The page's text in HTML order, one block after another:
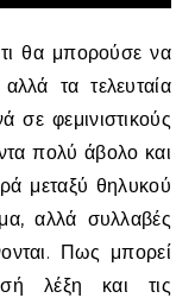
θα μπορούσε να
τα τελευταία
φεμινιστικούς
πολύ άβολο και
μεταξύ θηλυκού
αλλά συλλαβές
Πως μπορεί
λέξη και τις